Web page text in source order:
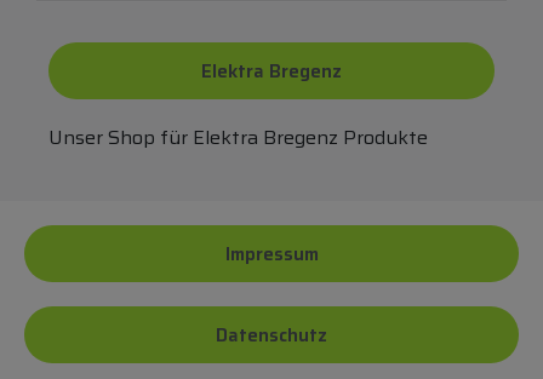
Elektra Bregenz
Unser Shop für Elektra Bregenz Produkte
Impressum
Datenschutz